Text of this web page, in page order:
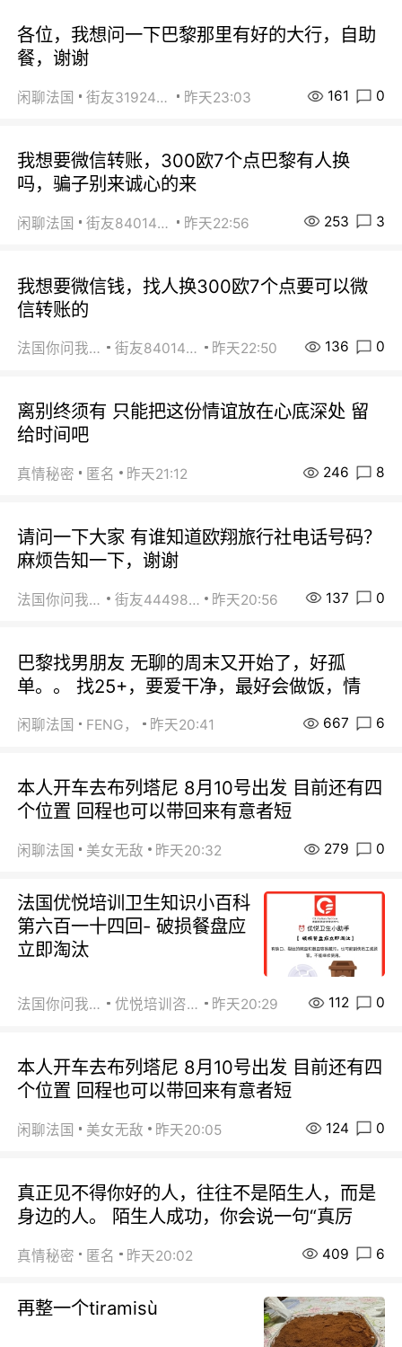
各位，我想问一下巴黎那里有好的大行，自助
餐，谢谢
闲聊法国 街友31924072 昨天23:03 161 0
我想要微信转账，300欧7个点巴黎有人换
吗，骗子别来诚心的来
闲聊法国 街友84014588 昨天22:56 253 3
我想要微信钱，找人换300欧7个点要可以微
信转账的
法国你问我答 街友84014588 昨天22:50 136 0
离别终须有 只能把这份情谊放在心底深处 留
给时间吧
真情秘密 匿名 昨天21:12 246 8
请问一下大家 有谁知道欧翔旅行社电话号码？
麻烦告知一下，谢谢
法国你问我答 街友44498484 昨天20:56 137 0
巴黎找男朋友 无聊的周末又开始了，好孤
单。。 找25+，要爱干净，最好会做饭，情
闲聊法国 FENG， 昨天20:41 667 6
本人开车去布列塔尼 8月10号出发 目前还有四
个位置 回程也可以带回来有意者短
闲聊法国 美女无敌 昨天20:32 279 0
法国优悦培训卫生知识小百科
第六百一十四回- 破损餐盘应
立即淘汰
法国你问我答 优悦培训咨询 昨天20:29 112 0
本人开车去布列塔尼 8月10号出发 目前还有四
个位置 回程也可以带回来有意者短
闲聊法国 美女无敌 昨天20:05 124 0
真正见不得你好的人，往往不是陌生人，而是
身边的人。 陌生人成功，你会说一句“真厉
真情秘密 匿名 昨天20:02 409 6
再整一个tiramisù